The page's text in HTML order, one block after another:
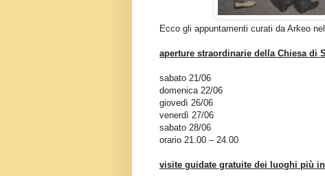
Ecco gli appuntamenti curati da Arkeo
aperture straordinarie della Chiesa di
sabato 21/06
domenica 22/06
giovedì 26/06
venerdì 27/06
sabato 28/06
orario 21.00 – 24.00
visite guidate gratuite dei luoghi più